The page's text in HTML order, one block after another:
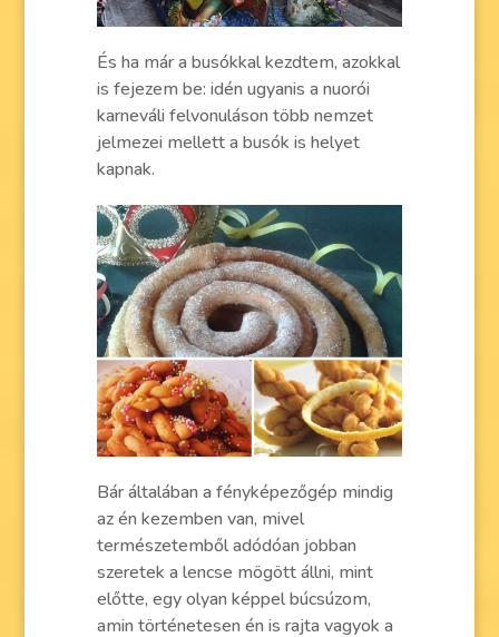
És ha már a busókkal kezdtem, azokkal
is fejezem be: idén ugyanis a nuorói
karneváli felvonuláson több nemzet
jelmezei mellett a busók is helyet
kapnak.
Bár általában a fényképezőgép mindig
az én kezemben van, mivel
természetemből adódóan jobban
szeretek a lencse mögött állni, mint
előtte, egy olyan képpel búcsúzom,
amin történetesen én is rajta vagyok a